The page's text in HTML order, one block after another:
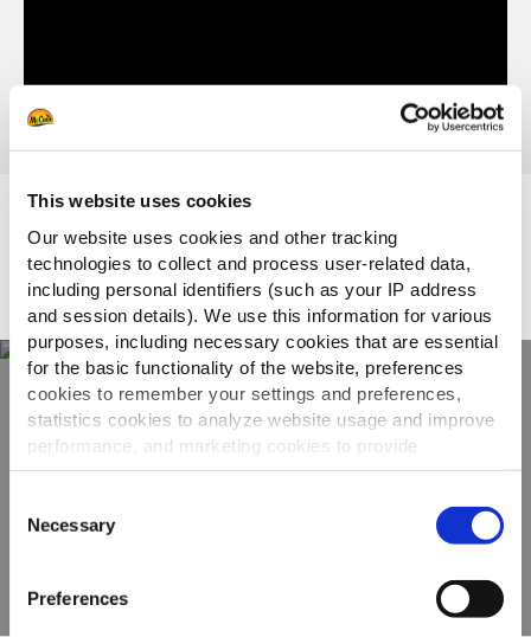
This website uses cookies
Our website uses cookies and other tracking
technologies to collect and process user-related data,
including personal identifiers (such as your IP address
and session details). We use this information for various
purposes, including necessary cookies that are essential
for the basic functionality of the website, preferences
cookies to remember your settings and preferences,
statistics cookies to analyze website usage and improve
performance, and marketing cookies to provide
personalized content and advertising.
By clicking 'Allow all cookies', you consent to the use of
all cookies. If you'd like to customize your preferences,
'Allow selection.'
Selection
Necessary
Preferences
Eniten myyvät
Näe koko
valikoimamme